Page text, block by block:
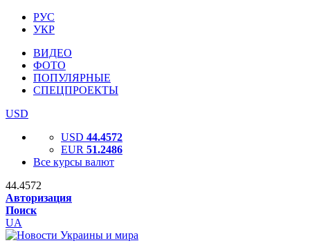
РУС
УКР
ВИДЕО
ФОТО
ПОПУЛЯРНЫЕ
СПЕЦПРОЕКТЫ
USD
USD 44.4572
EUR 51.2486
Все курсы валют
44.4572
Авторизация
Поиск
UA